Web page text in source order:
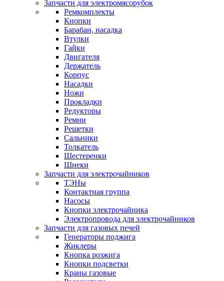
Запчасти для электромясорубок
Ремкомплекты
Кнопки
Барабан, насадка
Втулки
Гайки
Двигателя
Держатель
Корпус
Насадки
Ножи
Прокладки
Редукторы
Ремни
Решетки
Сальники
Толкатель
Шестеренки
Шнеки
Запчасти для электрочайников
ТЭНы
Контактная группа
Насосы
Кнопки электрочайника
Электропровода для электрочайников
Запчасти для газовых печей
Генераторы поджига
Жиклеры
Кнопка розжига
Кнопки подсветки
Краны газовые